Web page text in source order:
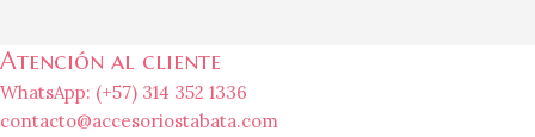
Atención al cliente
WhatsApp: (+57) 314 352 1336
contacto@accesoriostabata.com